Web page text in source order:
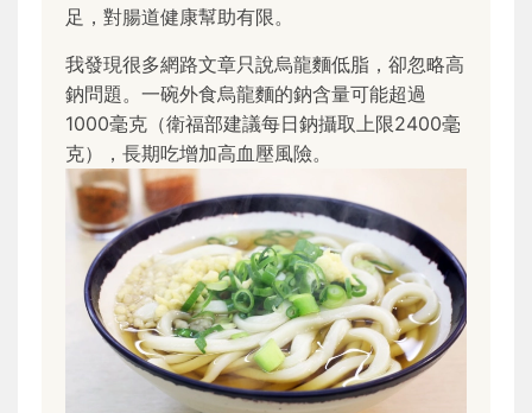
足，對腸道健康幫助有限。
我發現很多網路文章只說烏龍麵低脂，卻忽略高
鈉問題。一碗外食烏龍麵的鈉含量可能超過
1000毫克（衛福部建議每日鈉攝取上限2400毫
克），長期吃增加高血壓風險。